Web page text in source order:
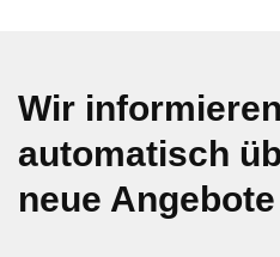
Wir
automatisch
neue Angebote